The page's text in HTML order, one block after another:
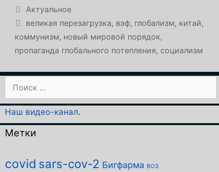
Рубрики
Актуальное
Метки
великая перезагрузка, вэф, глобализм, китай,
коммунизм, новый мировой порядок,
пропаганда глобального потепления, социализм
Наш видео-канал.
Метки
covid sars-cov-2 Бигфарма ВОЗ